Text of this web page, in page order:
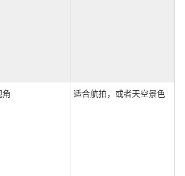
角 适合航拍，或者天空景色